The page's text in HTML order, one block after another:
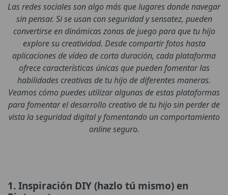
Las redes sociales son algo más que lugares donde navegar
sin pensar. Si se usan con seguridad y sensatez, pueden
convertirse en dinámicas zonas de juego para que tu hijo
explore su creatividad. Desde compartir fotos hasta
aplicaciones de vídeo de corta duración, cada plataforma
ofrece características únicas que pueden fomentar las
habilidades creativas de tu hijo de diferentes maneras.
Veamos cómo puedes utilizar algunas de estas plataformas
para fomentar el desarrollo creativo de tu hijo sin perder de
vista la seguridad digital y fomentando un comportamiento
online seguro.
1. Inspiración DIY (hazlo tú mismo) en